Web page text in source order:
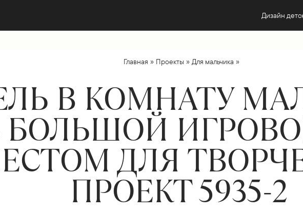
Дизайн
Главная » Проекты » Для мальчика »
В КОМНАТУ
БОЛЬШОЙ
ДЛЯ
ПРОЕКТ 5935-2